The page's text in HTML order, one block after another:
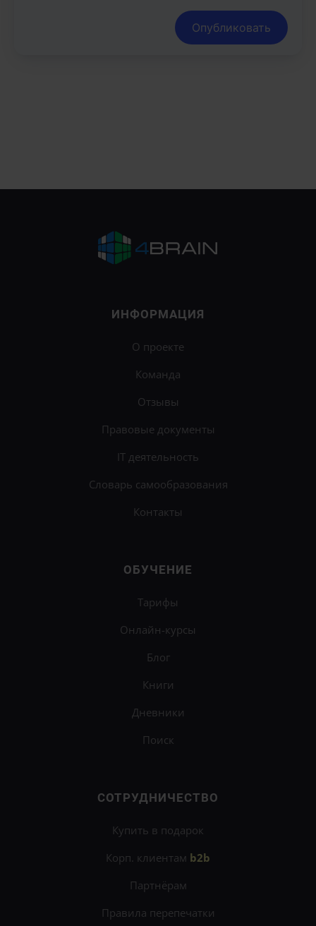
Опубликовать
ИНФОРМАЦИЯ
О проекте
Команда
Отзывы
Правовые документы
IT деятельность
Словарь самообразования
Контакты
ОБУЧЕНИЕ
Тарифы
Онлайн-курсы
Блог
Книги
Дневники
Поиск
СОТРУДНИЧЕСТВО
Купить в подарок
Корп. клиентам b2b
Партнёрам
Правила перепечатки